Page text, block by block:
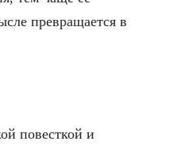
превращается в
повесткой и